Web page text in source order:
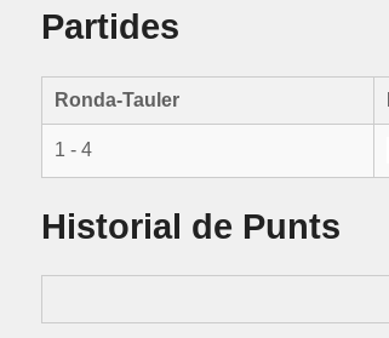
Partides
Ronda-Tauler
1 - 4
Historial de Punts